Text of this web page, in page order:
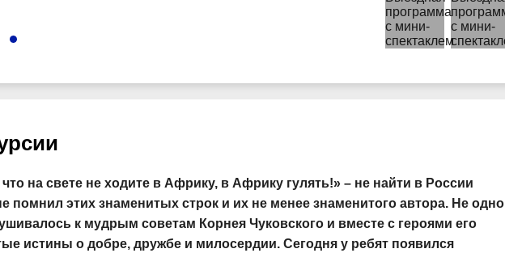
на свете не ходите в Африку, в Африку гулять!» – не найти в России
помнил этих знаменитых строк и их не менее знаменитого автора. Не одно
к мудрым советам Корнея Чуковского и вместе с героями его
истины о добре, дружбе и милосердии. Сегодня у ребят появился